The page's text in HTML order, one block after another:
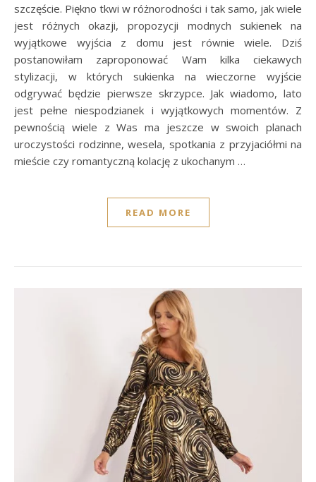
szczęście. Piękno tkwi w różnorodności i tak samo, jak wiele
jest różnych okazji, propozycji modnych sukienek na
wyjątkowe wyjścia z domu jest równie wiele. Dziś
postanowiłam zaproponować Wam kilka ciekawych
stylizacji, w których sukienka na wieczorne wyjście
odgrywać będzie pierwsze skrzypce. Jak wiadomo, lato
jest pełne niespodzianek i wyjątkowych momentów. Z
pewnością wiele z Was ma jeszcze w swoich planach
uroczystości rodzinne, wesela, spotkania z przyjaciółmi na
mieście czy romantyczną kolację z ukochanym …
READ MORE